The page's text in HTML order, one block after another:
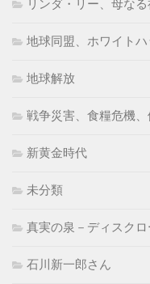
リンダ・リー、母なる
地球同盟、ホワイトハ
地球解放
戦争災害、食糧危機
新黄金時代
未分類
真実の泉－ディスク
石川新一郎さん